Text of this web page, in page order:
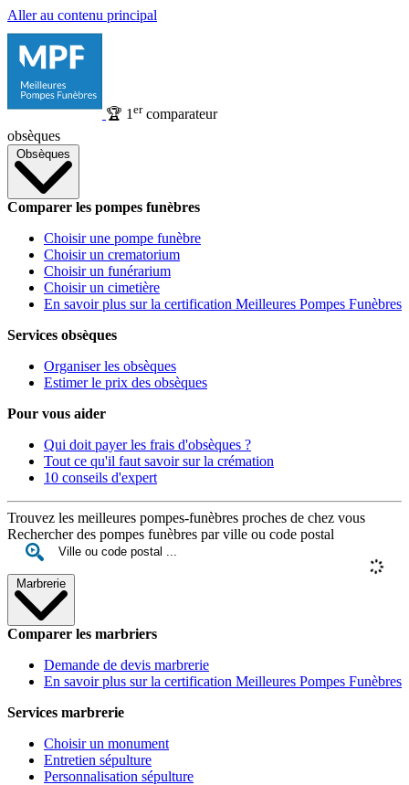
Aller au contenu principal
🏆 1 ercomparateur
obsèques
Obsèques
Comparer les pompes funèbres
Choisir une pompe funèbre
Choisir un crematorium
Choisir un funérarium
Choisir un cimetière
En savoir plus sur la certification Meilleures Pompes Funèbres
Services obsèques
Organiser les obsèques
Estimer le prix des obsèques
Pour vous aider
Qui doit payer les frais d'obsèques ?
Tout ce qu'il faut savoir sur la crémation
10 conseils d'expert
Trouvez les meilleures pompes-funèbres proches de chez vous
Rechercher des pompes funèbres par ville ou code postal
Marbrerie
Comparer les marbriers
Demande de devis marbrerie
En savoir plus sur la certification Meilleures Pompes Funèbres
Services marbrerie
Choisir un monument
Entretien sépulture
Personnalisation sépulture